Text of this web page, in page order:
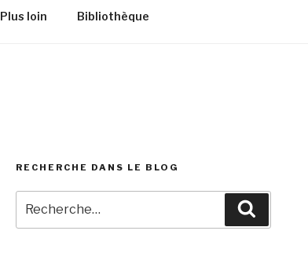
Plus loin Bibliothèque
RECHERCHE DANS LE BLOG
pour